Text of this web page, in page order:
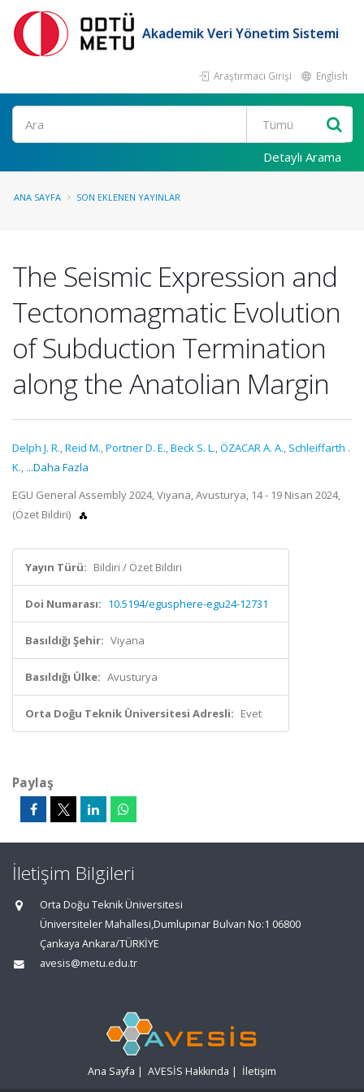
Akademik Veri Yönetim Sistemi
Araştırmacı Girişi English
Ara
Detaylı Arama
ANA SAYFA SON EKLENEN YAYINLAR
The Seismic Expression and
Tectonomagmatic Evolution
of Subduction Termination
along the Anatolian Margin
Delph J. R.,Reid M.,Portner D. E.,Beck S. L.,ÖZACAR A. A., Schleiffarth ‪.
K., ...Daha Fazla
EGU General Assembly 2024, Viyana, Avusturya, 14 - 19 Nisan 2024,
(Özet Bildiri)
Yayın Türü: Bildiri / Özet Bildiri
Doi Numarası: 10.5194/egusphere-egu24-12731
Basıldığı Şehir: Viyana
Basıldığı Ülke: Avusturya
Orta Doğu Teknik Üniversitesi Adresli: Evet
Paylaş
İletişim Bilgileri
Orta Doğu Teknik Üniversitesi
Üniversiteler Mahallesi,Dumlupınar Bulvarı No:1 06800
Çankaya Ankara/TÜRKİYE
avesis@metu.edu.tr
Ana Sayfa | AVESİS Hakkında | İletişim